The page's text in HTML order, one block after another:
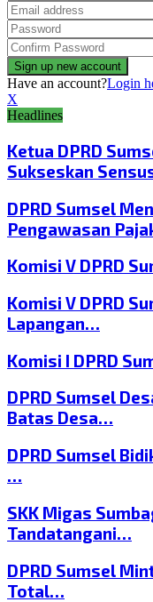
Have an account?Login
X
Headlines
Ketua DPRD
Sukseskan
DPRD Sumsel
Pengawasan
Komisi V DPRD
Komisi V DPRD
Lapangan…
Komisi I DPRD
DPRD Sumsel
Batas Desa…
DPRD Sumsel
…
SKK Migas
Tandatangani…
DPRD Sumsel
Total…